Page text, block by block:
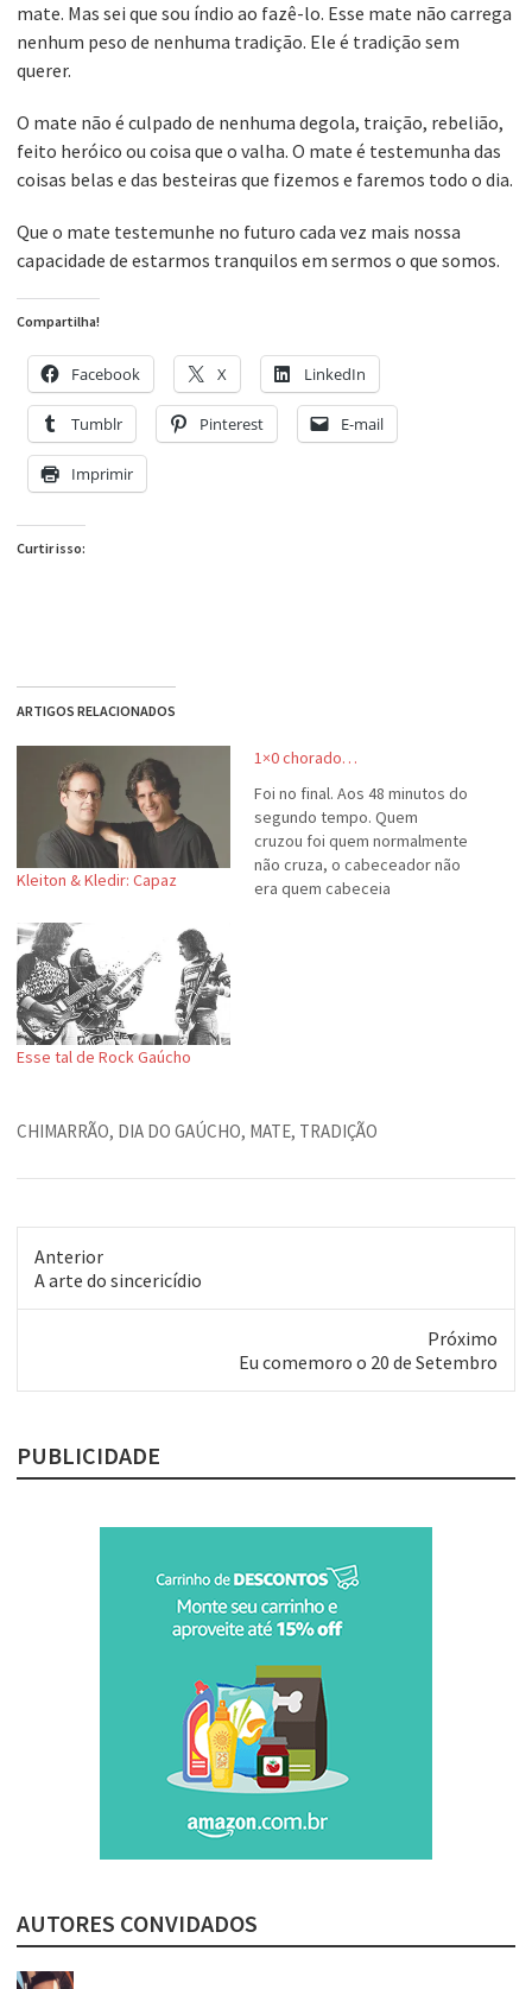
mate. Mas sei que sou índio ao fazê-lo. Esse mate não carrega
nenhum peso de nenhuma tradição. Ele é tradição sem
querer.
O mate não é culpado de nenhuma degola, traição, rebelião,
feito heróico ou coisa que o valha. O mate é testemunha das
coisas belas e das besteiras que fizemos e faremos todo o dia.
Que o mate testemunhe no futuro cada vez mais nossa
capacidade de estarmos tranquilos em sermos o que somos.
Compartilha!
Facebook X LinkedIn
Tumblr Pinterest E-mail
Imprimir
Curtir isso:
ARTIGOS RELACIONADOS
Kleiton & Kledir: Capaz
1×0 chorado…
Foi no final. Aos 48 minutos do
segundo tempo. Quem
cruzou foi quem normalmente
não cruza, o cabeceador não
era quem cabeceia
Esse tal de Rock Gaúcho
CHIMARRÃO, DIA DO GAÚCHO, MATE, TRADIÇÃO
Anterior
Post
A arte do sincericídio
Próximo
Eu comemoro o 20 de Setembro
PUBLICIDADE
AUTORES CONVIDADOS